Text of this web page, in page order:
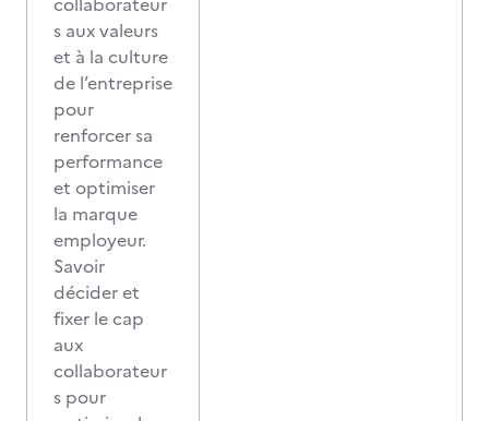
s aux valeurs
et à la culture
de l’entreprise
pour
renforcer sa
performance
et optimiser
la marque
employeur.
Savoir
décider et
fixer le cap
aux
collaborateur
s pour